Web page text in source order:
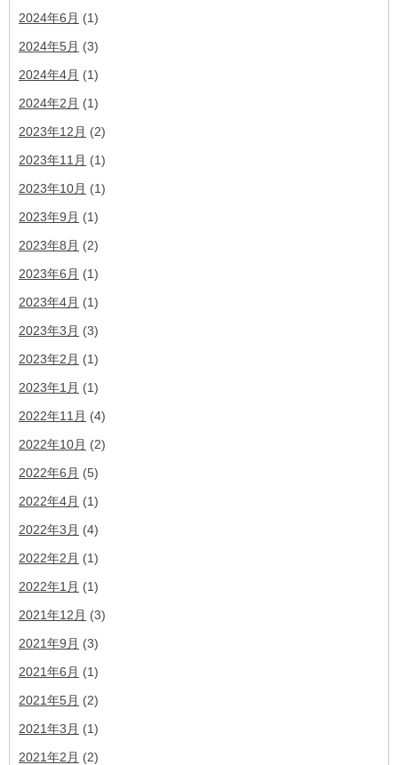
2024年6月 (1)
2024年5月 (3)
2024年4月 (1)
2024年2月 (1)
2023年12月 (2)
2023年11月 (1)
2023年10月 (1)
2023年9月 (1)
2023年8月 (2)
2023年6月 (1)
2023年4月 (1)
2023年3月 (3)
2023年2月 (1)
2023年1月 (1)
2022年11月 (4)
2022年10月 (2)
2022年6月 (5)
2022年4月 (1)
2022年3月 (4)
2022年2月 (1)
2022年1月 (1)
2021年12月 (3)
2021年9月 (3)
2021年6月 (1)
2021年5月 (2)
2021年3月 (1)
2021年2月 (2)